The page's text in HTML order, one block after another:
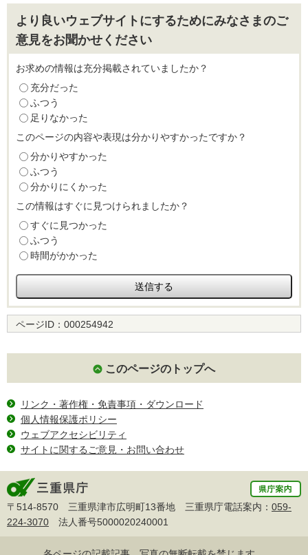
より良いウェブサイトにするためにみなさまのご
意見をお聞かせください
お求めの情報は充分掲載されていましたか？
充分だった
ふつう
足りなかった
このページの内容や表現は分かりやすかったですか？
分かりやすかった
ふつう
分かりにくかった
この情報はすぐに見つけられましたか？
すぐに見つかった
ふつう
時間がかかった
ページID： 000254942
このページのトップへ
リンク・著作権・免責事項・ダウンロード
個人情報保護ポリシー
ウェブアクセシビリティ
サイトに関するご意見・お問い合わせ
〒514-8570 三重県津市広明町13番地 三重県庁電話案内： 059-
224-3070 法人番号5000020240001